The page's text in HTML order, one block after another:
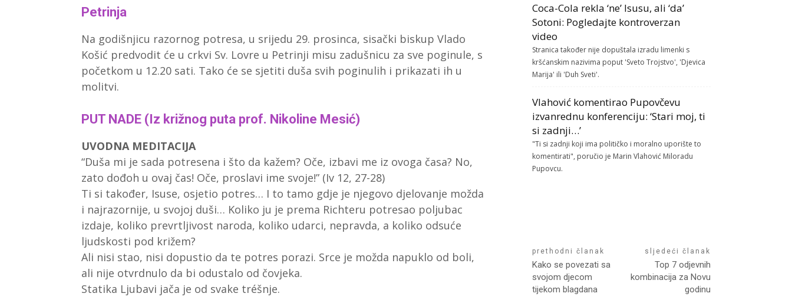
Petrinja
Na godišnjicu razornog potresa, u srijedu 29. prosinca, sisački biskup Vlado
Košić predvodit će u crkvi Sv. Lovre u Petrinji misu zadušnicu za sve poginule, s
početkom u 12.20 sati. Tako će se sjetiti duša svih poginulih i prikazati ih u
molitvi.
PUT NADE (Iz križnog puta prof. Nikoline Mesić)
UVODNA MEDITACIJA
“Duša mi je sada potresena i što da kažem? Oče, izbavi me iz ovoga časa? No,
zato dođoh u ovaj čas! Oče, proslavi ime svoje!” (Iv 12, 27-28)
Ti si također, Isuse, osjetio potres… I to tamo gdje je njegovo djelovanje možda
i najrazornije, u svojoj duši… Koliko ju je prema Richteru potresao poljubac
izdaje, koliko prevrtljivost naroda, koliko udarci, nepravda, a koliko odsuće
ljudskosti pod križem?
Ali nisi stao, nisi dopustio da te potres porazi. Srce je možda napuklo od boli,
ali nije otvrdnulo da bi odustalo od čovjeka.
Statika Ljubavi jača je od svake tréšnje.
Coca-Cola rekla ‘ne’ Isusu, ali ‘da’
Sotoni: Pogledajte kontroverzan
video
Stranica također nije dopuštala izradu limenki s
kršćanskim nazivima poput 'Sveto Trojstvo', 'Djevica
Marija' ili 'Duh Sveti'.
Vlahović komentirao Pupovčevu
izvanrednu konferenciju: ‘Stari moj, ti
si zadnji…’
"Ti si zadnji koji ima političko i moralno uporište to
komentirati", poručio je Marin Vlahović Miloradu
Pupovcu.
prethodni članak
Kako se povezati sa
svojom djecom
tijekom blagdana
sljedeći članak
Top 7 odjevnih
kombinacija za Novu
godinu